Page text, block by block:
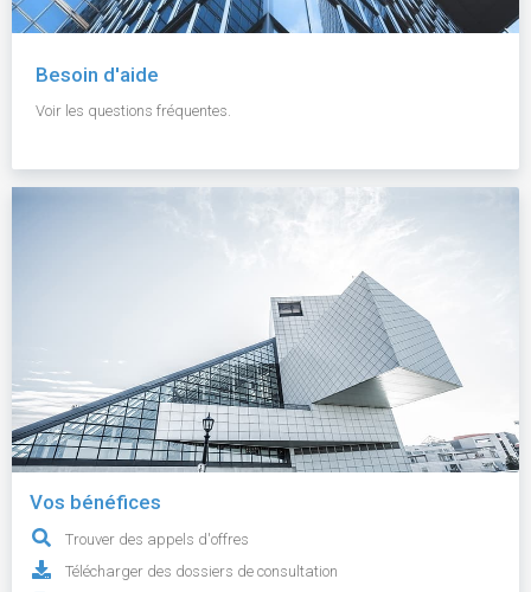
Besoin d'aide
Voir les questions fréquentes.
Vos bénéfices
Trouver des appels d'offres
Télécharger des dossiers de consultation